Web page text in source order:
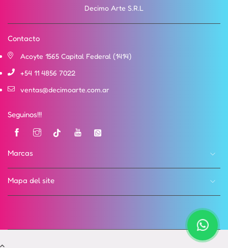
Decimo Arte S.R.L
Contacto
Acoyte 1565 Capital Federal (1414)
+54 11 4856 7022
ventas@decimoarte.com.ar
Seguinos!!!
Instagram YouTube
Marcas
Mapa del site